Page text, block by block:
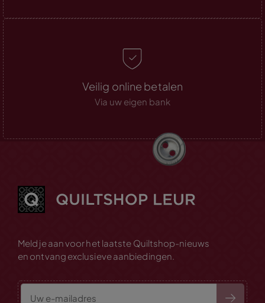
Veilig online betalen
Via uw eigen bank
Meld je aan voor het laatste Quiltshop-nieuws
en ontvang exclusieve aanbiedingen.